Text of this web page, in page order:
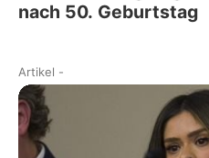
nach 50. Geburtstag
Artikel -